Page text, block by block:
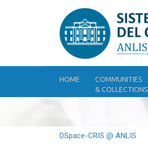
HOME
COMMUNITIES
& COLLECTIONS
DSpace-CRIS @ ANLIS